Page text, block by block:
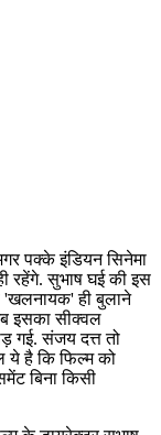
पक्के इंडियन सिनेमा
रहेंगे. सुभाष घई की इस
'खलनायक' ही बुलाने
इसका सीक्वल
गई. संजय दत्त तो
ये है कि फिल्म को
बिना किसी